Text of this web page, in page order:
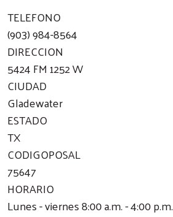
TELEFONO
(903) 984-8564
DIRECCION
5424 FM 1252 W
CIUDAD
Gladewater
ESTADO
TX
CODIGOPOSAL
75647
HORARIO
Lunes - viernes 8:00 a.m. - 4:00 p.m.